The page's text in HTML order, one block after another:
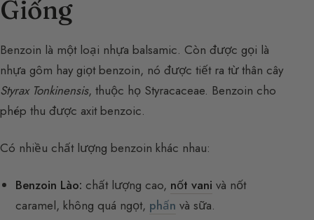
Giống
Benzoin là một loại nhựa balsamic. Còn được gọi là
nhựa gôm hay giọt benzoin, nó được tiết ra từ thân cây
Styrax Tonkinensis, thuộc họ Styracaceae. Benzoin cho
phép thu được axit benzoic.
Có nhiều chất lượng benzoin khác nhau:
Benzoin Lào: chất lượng cao, nốt vani và nốt
caramel, không quá ngọt, phấn và sữa.